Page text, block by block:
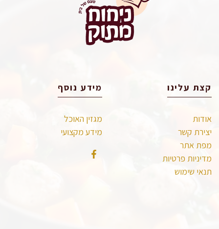
קצת עלינו
אודות
יצירת קשר
מפת אתר
מדיניות פרטיות
תנאי שימוש
מידע נוסף
מגזין האוכל
מידע מקצועי